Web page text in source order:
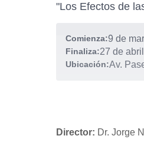
"Los Efectos de
Comienza:9 de
Finaliza:27 de
Ubicación:Av.
Director: Dr. Jorge